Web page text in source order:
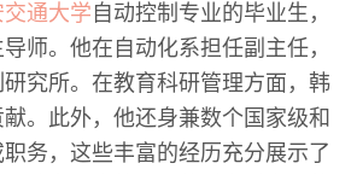
交通大学 自动控制专业的毕业生，
师。他在自动化系担任副主任，
究所。在教育科研管理方面，韩
。此外，他还身兼数个国家级和
务，这些丰富的经历充分展示了